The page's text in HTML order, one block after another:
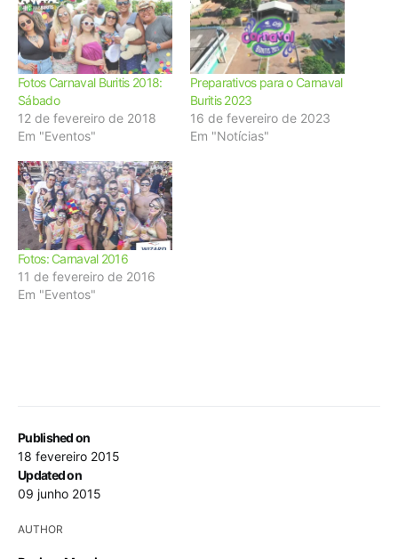
Published on
18 fevereiro 2015
Updated on
09 junho 2015
AUTHOR
Fotos Carnaval Buritis 2018:
Sábado
12 de fevereiro de 2018
Em "Eventos"
Preparativos para o Carnaval
Buritis 2023
16 de fevereiro de 2023
Em "Notícias"
Fotos: Carnaval 2016
11 de fevereiro de 2016
Em "Eventos"